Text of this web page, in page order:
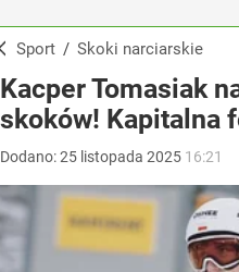
Sport / Skoki narciarskie
Kacper Tomasiak
skoków! Kapitalna
Dodano:25 listopada 2025 16:21